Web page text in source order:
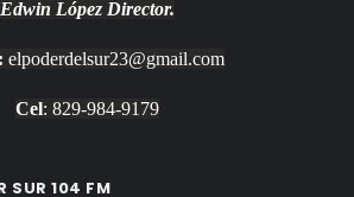
Edwin López Director.
elpoderdelsur23@gmail.com
Cel: 829-984-9179
SUR 104 FM